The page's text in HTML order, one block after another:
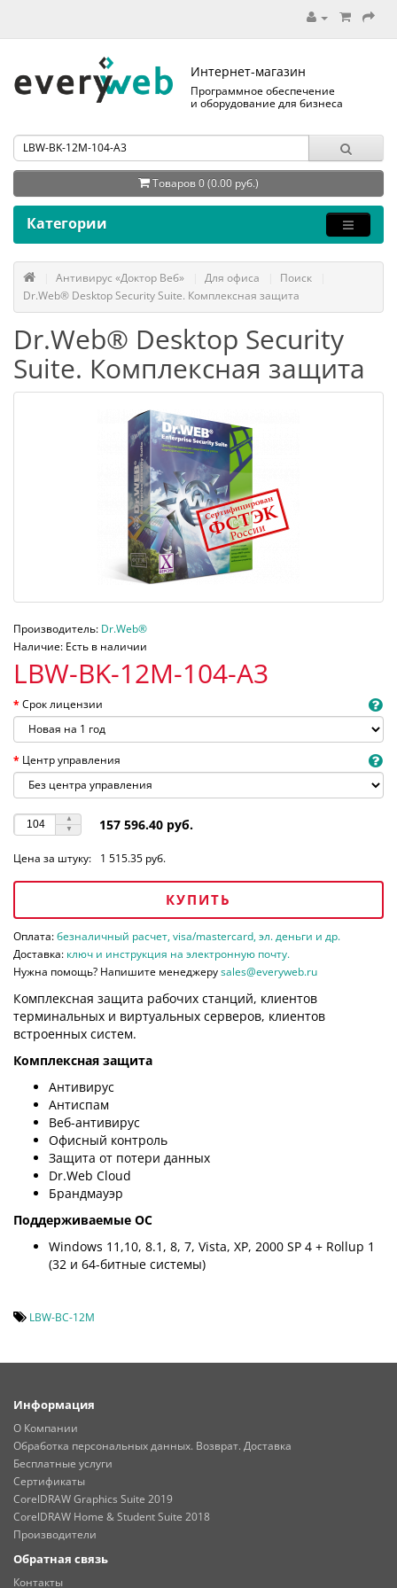
Интернет-магазин
Программное обеспечение
и оборудование для бизнеса
Товаров 0 (0.00 руб.)
Категории
Антивирус «Доктор Веб» Для офиса
Поиск
Dr.Web® Desktop Security Suite. Комплексная защита
Dr.Web® Desktop Security
Suite. Комплексная защита
Производитель: Dr.Web®
Наличие: Есть в наличии
LBW-BK-12M-104-A3
Срок лицензии
Центр управления
157 596.40 руб.
Цена за штуку: 1 515.35 руб.
КУПИТЬ
Оплата:безналичный расчет, visa/mastercard, эл. деньги и др.
Доставка: ключ и инструкция на электронную почту.
Нужна помощь? Напишите менеджеруsales@everyweb.ru
Комплексная защита рабочих станций, клиентов
терминальных и виртуальных серверов, клиентов
встроенных систем.
Комплексная защита
Антивирус
Антиспам
Веб-антивирус
Офисный контроль
Защита от потери данных
Dr.Web Cloud
Брандмауэр
Поддерживаемые ОС
Windows 11,10, 8.1, 8, 7, Vista, XP, 2000 SP 4 + Rollup 1
(32 и 64-битные системы)
LBW-BC-12M
Информация
О Компании
Обработка персональных данных. Возврат. Доставка
Бесплатные услуги
Сертификаты
CorelDRAW Graphics Suite 2019
CorelDRAW Home & Student Suite 2018
Производители
Обратная связь
Контакты